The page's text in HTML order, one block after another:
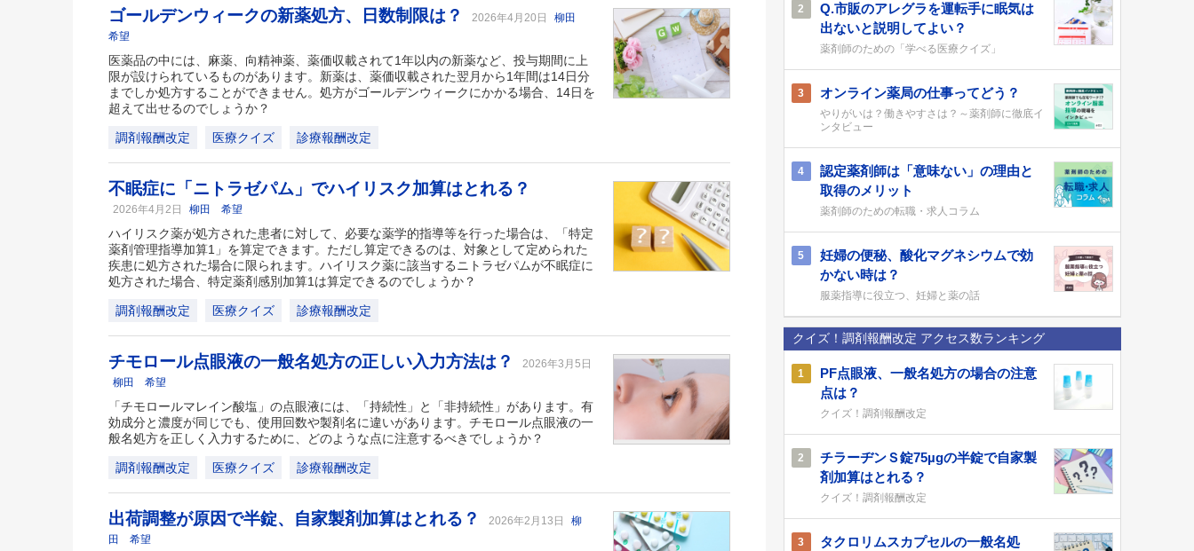
ゴールデンウィークの新薬処方、日数制限は？ 2026年4月20日
柳田
希望
医薬品の中には、麻薬、向精神薬、薬価収載されて1年以内の新薬など、投与期間に上
限が設けられているものがあります。新薬は、薬価収載された翌月から1年間は14日分
までしか処方することができません。処方がゴールデンウィークにかかる場合、14日を
超えて出せるのでしょうか？
調剤報酬改定 医療クイズ 診療報酬改定
不眠症に「ニトラゼパム」でハイリスク加算はとれる？
2026年4月2日 柳田 希望
ハイリスク薬が処方された患者に対して、必要な薬学的指導等を行った場合は、「特定
薬剤管理指導加算1」を算定できます。ただし算定できるのは、対象として定められた
疾患に処方された場合に限られます。ハイリスク薬に該当するニトラゼパムが不眠症に
処方された場合、特定薬剤感別加算1は算定できるのでしょうか？
調剤報酬改定 医療クイズ 診療報酬改定
チモロール点眼液の一般名処方の正しい入力方法は？
2026年3月5日
柳田 希望
「チモロールマレイン酸塩」の点眼液には、「持続性」と「非持続性」があります。有
効成分と濃度が同じでも、使用回数や製剤名に違いがあります。チモロール点眼液の一
般名処方を正しく入力するために、どのような点に注意するべきでしょうか？
調剤報酬改定 医療クイズ 診療報酬改定
出荷調整が原因で半錠、自家製剤加算はとれる？ 2026年2月13日
柳
田 希望
2
Q.市販のアレグラを運転手に眠気は
出ないと説明してよい？
薬剤師のための「学べる医療クイズ」
3 オンライン薬局の仕事ってどう？
やりがいは？働きやすさは？～薬剤師に徹底イ
ンタビュー
4
認定薬剤師は「意味ない」の理由と
取得のメリット
薬剤師のための転職・求人コラム
5
妊婦の便秘、酸化マグネシウムで効
かない時は？
服薬指導に役立つ、妊婦と薬の話
クイズ！調剤報酬改定 アクセス数ランキング
1
PF点眼液、一般名処方の場合の注意
点は？
クイズ！調剤報酬改定
2
チラーヂンＳ錠75µgの半錠で自家製
剤加算はとれる？
クイズ！調剤報酬改定
3
タクロリムスカプセルの一般名処